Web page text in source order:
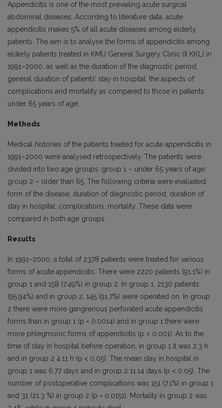
Appendicitis is one of the most prevailing acute surgical
abdominal diseases. According to literature data, acute
appendicitis makes 5% of all acute diseases among elderly
patients. The aim is to analyse the forms of appendicitis among
elderly patients treated in KMU General Surgery Clinic (II KKL) in
1991–2000, as well as the duration of the diagnostic period,
general duration of patients’ stay in hospital, the aspects of
complications and mortality as compared to those in patients
under 65 years of age.
Methods
Medical histories of the patients treated for acute appendicitis in
1991–2000 were analysed retrospectively. The patients were
divided into two age groups: group 1 – under 65 years of age;
group 2 – older than 65. The following criteria were evaluated:
form of the disease, duration of diagnostic period; duration of
stay in hospital; complications, mortality. These data were
compared in both age groups.
Results
In 1991–2000, a total of 2378 patients were treated for various
forms of acute appendicitis. There were 2220 patients (91.1%) in
group 1 and 158 (7.49%) in group 2. In group 1, 2130 patients
(95.94%) and in group 2, 145 (91.7%) were operated on. In group
2 there were more gangrenous perforated acute appendicitis
forms than in group 1 (p = 0.0014) and in group 1 there were
more phlegmonic forms of appendicitis (p < 0.001). As to the
time of stay in hospital before operation, in group 1 it was 2.3 h
and in group 2 4.11 h (p < 0.05). The mean stay in hospital in
group 1 was 6.77 days and in group 2 11.14 days (p < 0.05). The
number of postoperative complications was 151 (7.1%) in group 1
and 31 (21.3 %) in group 2 (p = 0.0151). Mortality in group 2 was